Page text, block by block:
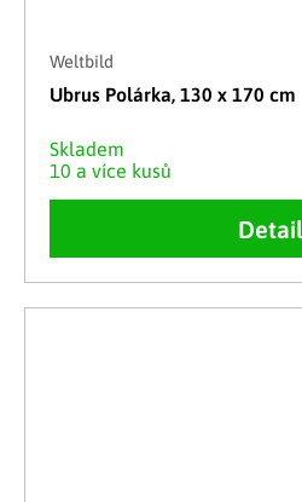
Weltbild
Ubrus Polárka, 130 x 170 cm
Skladem
10 a více kusů
Detail